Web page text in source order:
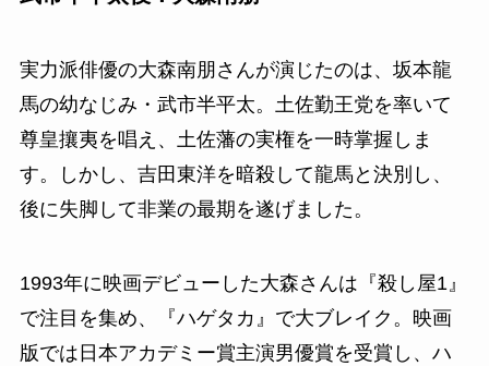
実力派俳優の大森南朋さんが演じたのは、坂本龍
馬の幼なじみ・武市半平太。土佐勤王党を率いて
尊皇攘夷を唱え、土佐藩の実権を一時掌握しま
す。しかし、吉田東洋を暗殺して龍馬と決別し、
後に失脚して非業の最期を遂げました。
1993年に映画デビューした大森さんは『殺し屋1』
で注目を集め、『ハゲタカ』で大ブレイク。映画
版では日本アカデミー賞主演男優賞を受賞し、ハ